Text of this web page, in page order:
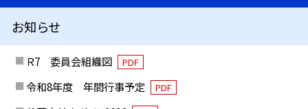
お知らせ
Ｒ7 委員会組織図 PDF
令和8年度 年間行事予定 PDF